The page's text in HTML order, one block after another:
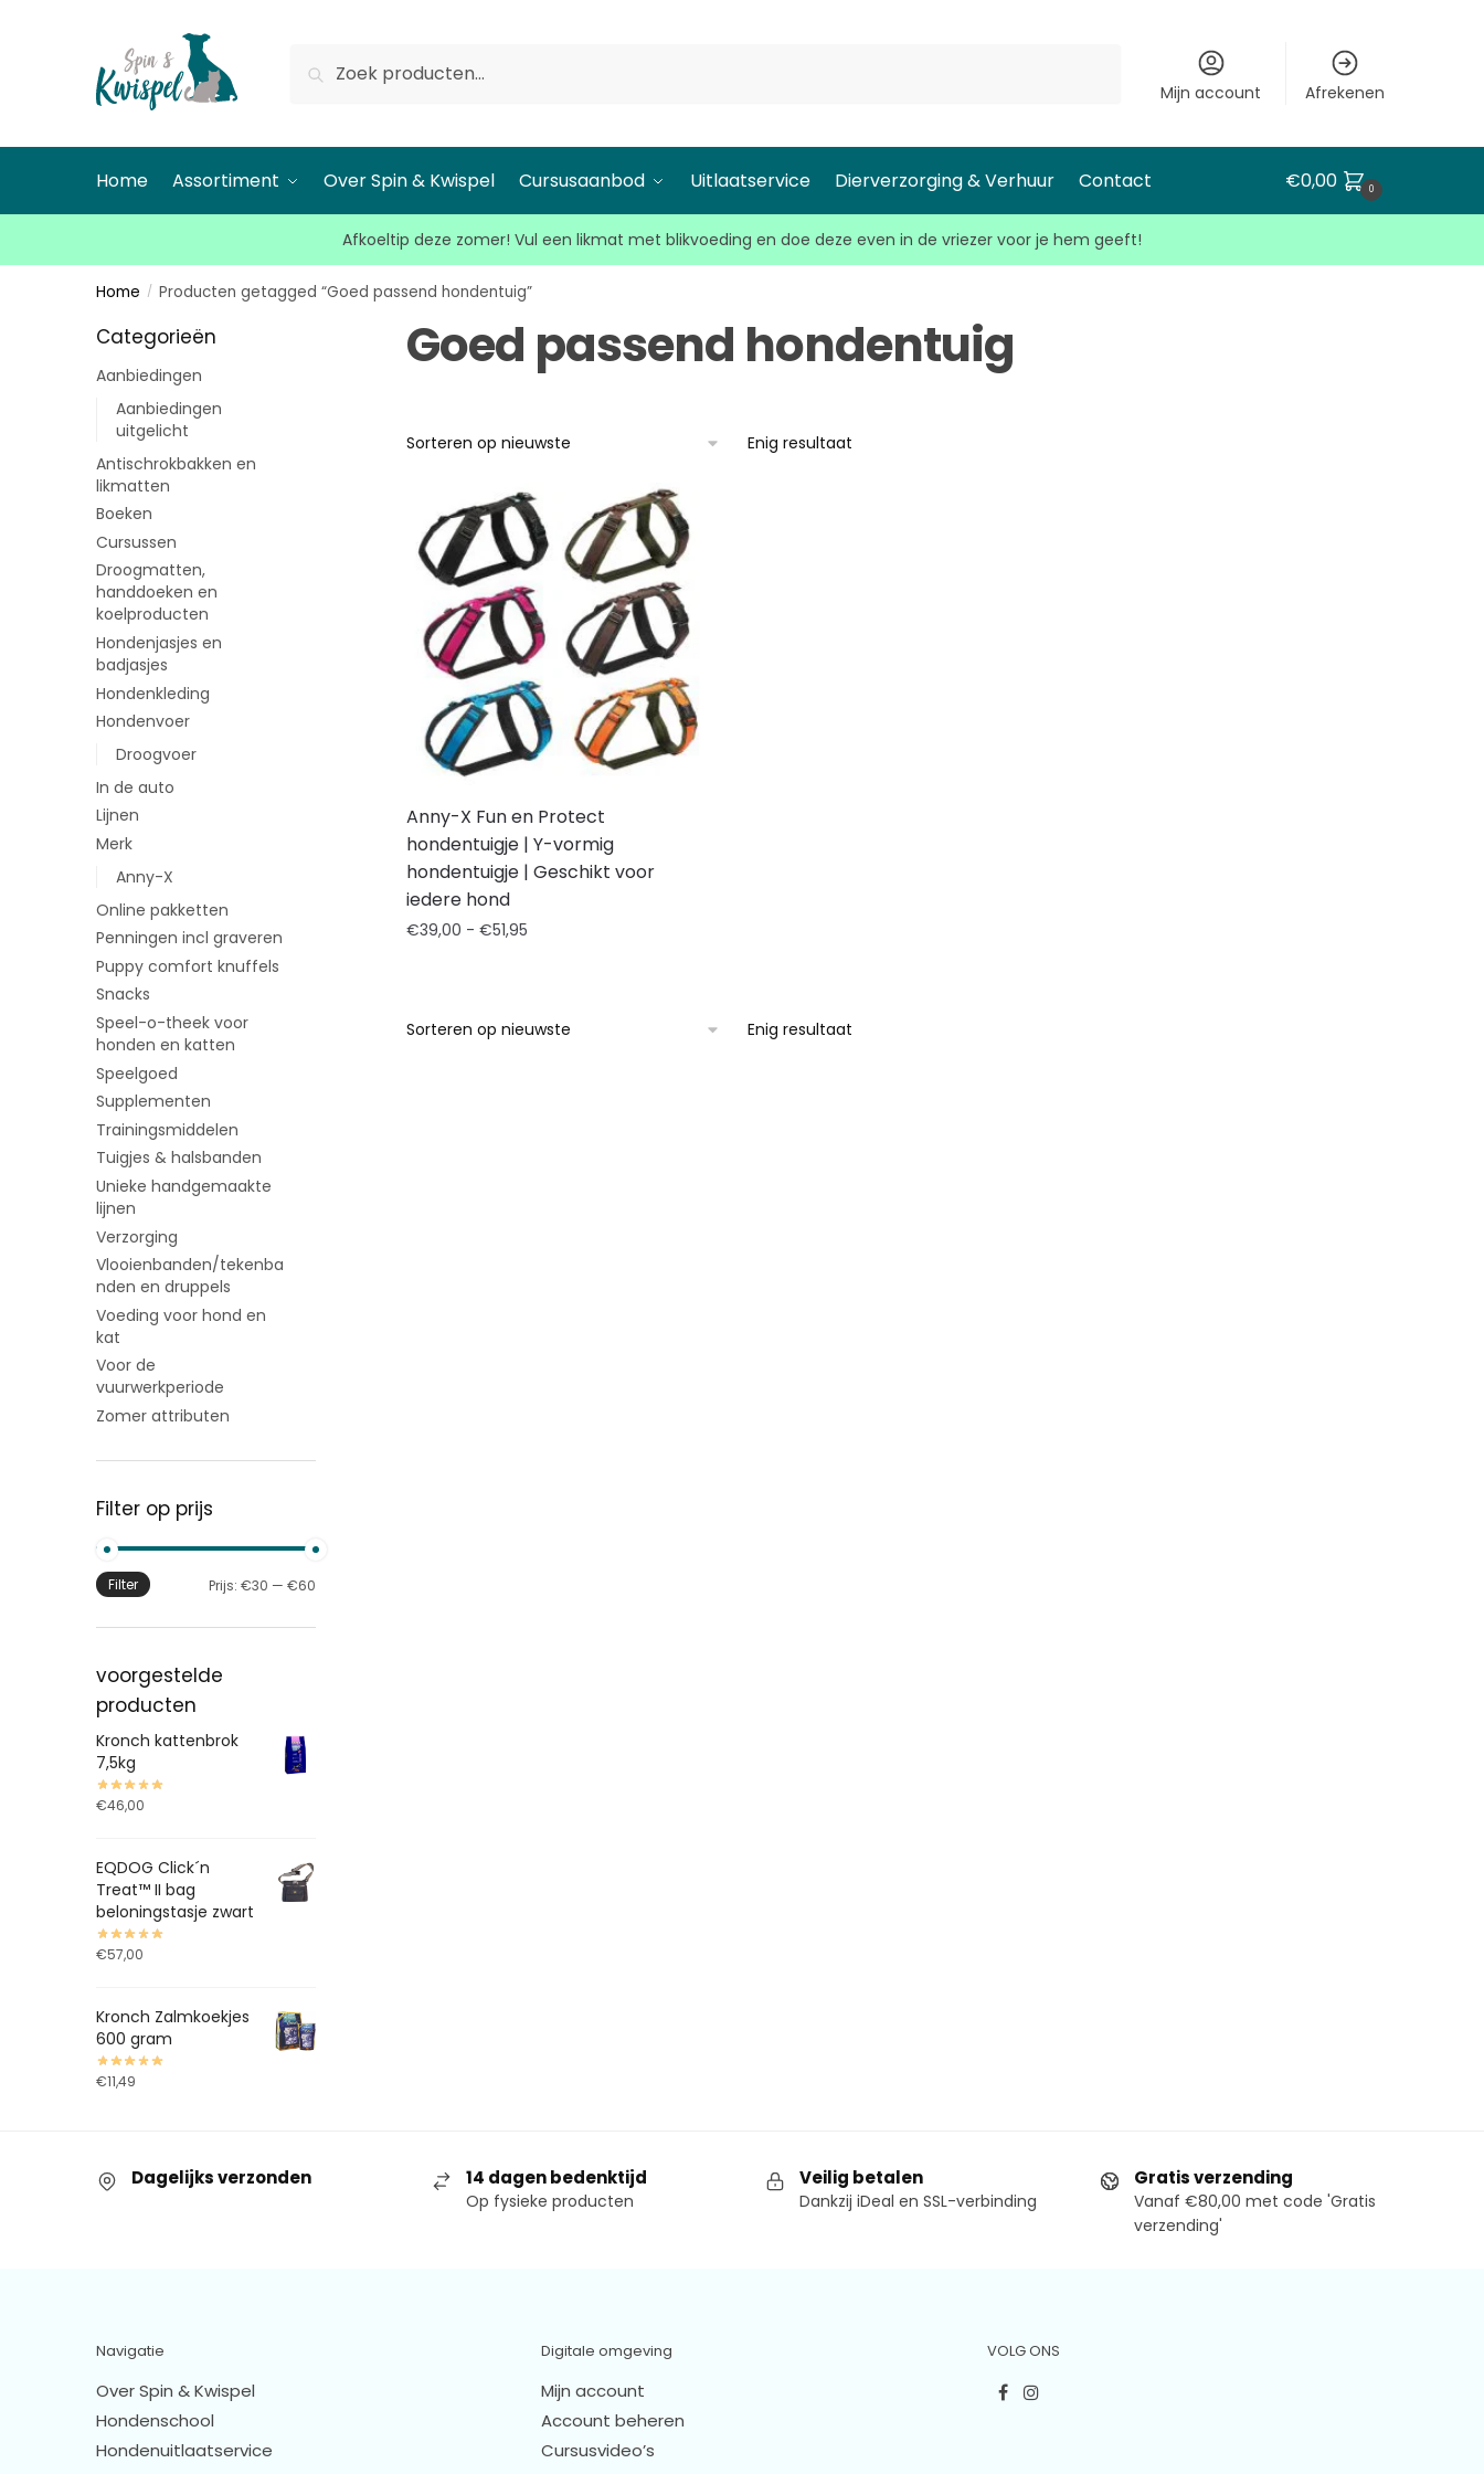
Mijn account Afrekenen
Home Assortiment Over Spin & Kwispel Cursusaanbod Uitlaatservice Dierverzorging & Verhuur Contact €0,00 0
Afkoeltip deze zomer! Vul een likmat met blikvoeding en doe deze even in de vriezer voor je hem geeft!
Home / Producten getagged “Goed passend hondentuig”
Goed passend hondentuig
Enig resultaat
Anny-X Fun en Protect
hondentuigje | Y-vormig
hondentuigje | Geschikt voor
iedere hond
€39,00 - €51,95
Enig resultaat
Categorieën
Aanbiedingen
Aanbiedingen
uitgelicht
Antischrokbakken en
likmatten
Boeken
Cursussen
Droogmatten,
handdoeken en
koelproducten
Hondenjasjes en
badjasjes
Hondenkleding
Hondenvoer
Droogvoer
In de auto
Lijnen
Merk
Anny-X
Online pakketten
Penningen incl graveren
Puppy comfort knuffels
Snacks
Speel-o-theek voor
honden en katten
Speelgoed
Supplementen
Trainingsmiddelen
Tuigjes & halsbanden
Unieke handgemaakte
lijnen
Verzorging
Vlooienbanden/tekenba
nden en druppels
Voeding voor hond en
kat
Voor de
vuurwerkperiode
Zomer attributen
Filter op prijs
Filter Prijs: €30 — €60
voorgestelde
producten
Kronch kattenbrok
7,5kg
€46,00
EQDOG Click´n
Treat™ II bag
beloningstasje zwart
€57,00
Kronch Zalmkoekjes
600 gram
€11,49
Dagelijks verzonden 14 dagen bedenktijd
Op fysieke producten
Veilig betalen
Dankzij iDeal en SSL-verbinding
Gratis verzending
Vanaf €80,00 met code 'Gratis
verzending'
Navigatie
Over Spin & Kwispel
Hondenschool
Hondenuitlaatservice
Digitale omgeving
Mijn account
Account beheren
Cursusvideo’s
VOLG ONS